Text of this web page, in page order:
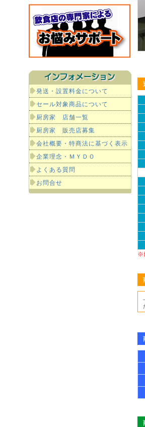
発送・設置料金について
セール対象商品について
厨房家 店舗一覧
厨房家 販売店募集
会社概要・特商法に基づく表示
企業理念・ＭＹＤＯ
よくある質問
お問合せ
※